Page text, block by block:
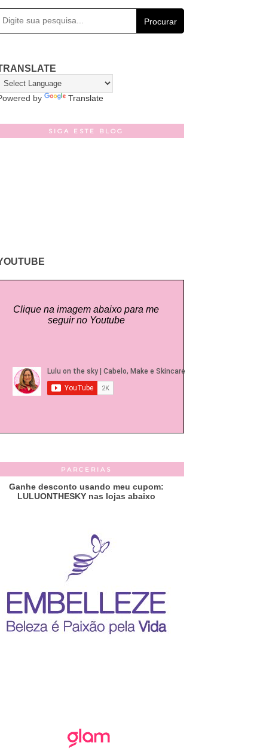
Procurar
by Translate
SIGA ESTE BLOG
Clique na imagem abaixo para me
seguir no Youtube
PARCERIAS
Ganhe desconto usando meu cupom:
LULUONTHESKY nas lojas abaixo